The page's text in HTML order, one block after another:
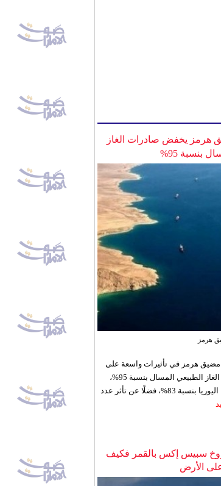
هرمز يخفض صادرات الغاز
بنسبة 95%
هرمز
هرمز في تأثيرات واسعة على
التجارة العالمية، مع تراجع صادرات الغاز الطبيعي المسال بنسبة 95%،
إلى جانب انخفاض صادرات أسمدة اليوريا بنسبة 83%، فضلًا عن تأثر عدد
سبيس إكس بالقمر فكيف
الأرض